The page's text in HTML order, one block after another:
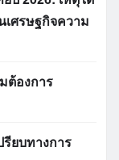
เศรษฐกิจความ
ต้องการ
ยบทางการ